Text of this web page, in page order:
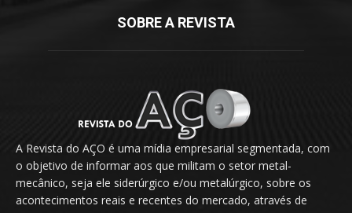
SOBRE A REVISTA
A Revista do AÇO é uma mídia empresarial segmentada, com
o objetivo de informar aos que militam o setor metal-
mecânico, seja ele siderúrgico e/ou metalúrgico, sobre os
acontecimentos reais e recentes do mercado, através de